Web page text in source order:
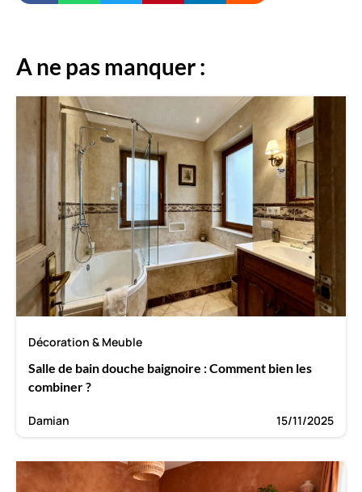
A ne pas manquer :
Décoration & Meuble
Salle de bain douche baignoire : Comment bien les
combiner ?
Damian 15/11/2025